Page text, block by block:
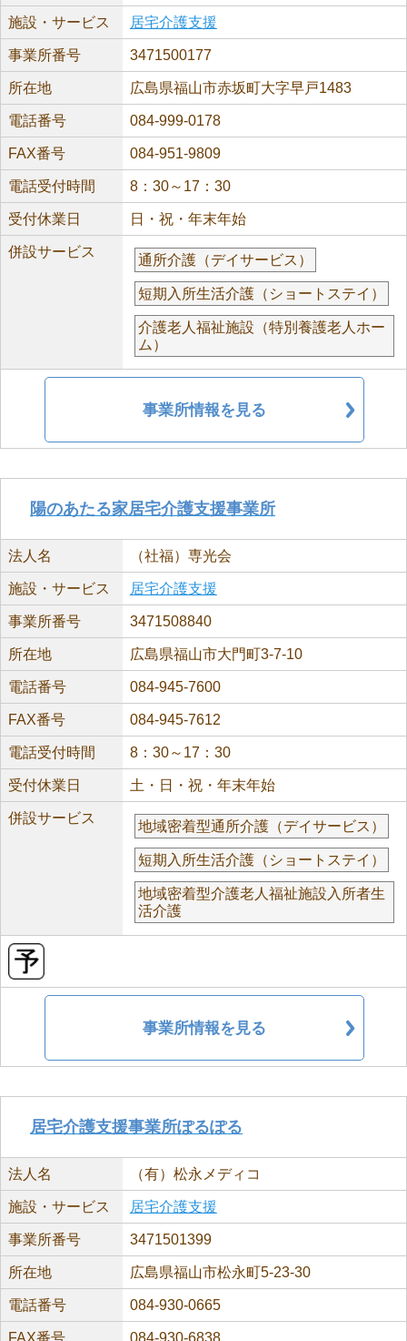
施設・サービス 居宅介護支援
事業所番号 3471500177
所在地 広島県福山市赤坂町大字早戸1483
電話番号 084-999-0178
FAX番号 084-951-9809
電話受付時間 8：30～17：30
受付休業日 日・祝・年末年始
併設サービス
通所介護（デイサービス）
短期入所生活介護（ショートステイ）
介護老人福祉施設（特別養護老人ホー
ム）
事業所情報を見る
陽のあたる家居宅介護支援事業所
法人名 （社福）専光会
施設・サービス 居宅介護支援
事業所番号 3471508840
所在地 広島県福山市大門町3-7-10
電話番号 084-945-7600
FAX番号 084-945-7612
電話受付時間 8：30～17：30
受付休業日 土・日・祝・年末年始
併設サービス
地域密着型通所介護（デイサービス）
短期入所生活介護（ショートステイ）
地域密着型介護老人福祉施設入所者生
活介護
事業所情報を見る
居宅介護支援事業所ぽるぽる
法人名 （有）松永メディコ
施設・サービス 居宅介護支援
事業所番号 3471501399
所在地 広島県福山市松永町5-23-30
電話番号 084-930-0665
FAX番号 084-930-6838